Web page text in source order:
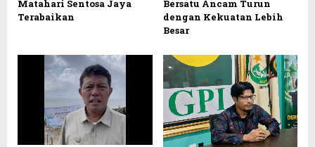
Matahari Sentosa Jaya
Terabaikan
Bersatu Ancam Turun
dengan Kekuatan Lebih
Besar